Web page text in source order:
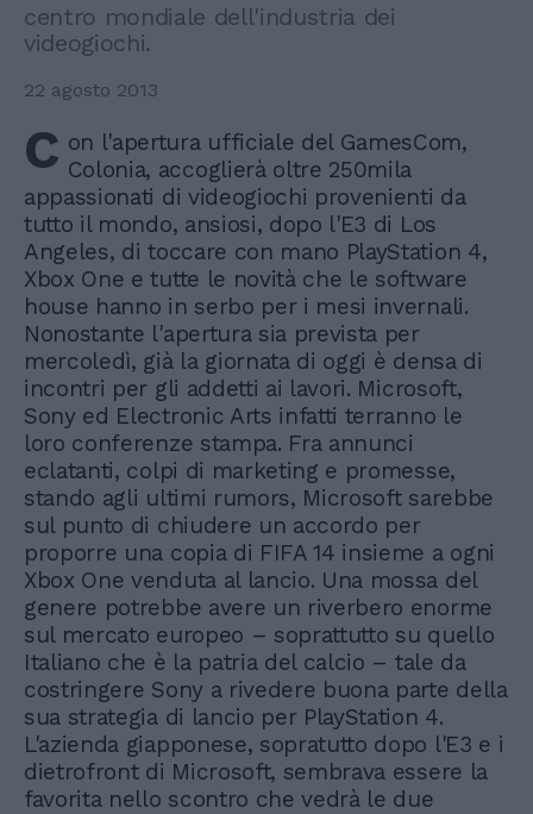
centro mondiale dell'industria dei
videogiochi.
22 agosto 2013
C on l'apertura ufficiale del GamesCom,
Colonia, accoglierà oltre 250mila
appassionati di videogiochi provenienti da
tutto il mondo, ansiosi, dopo l'E3 di Los
Angeles, di toccare con mano PlayStation 4,
Xbox One e tutte le novità che le software
house hanno in serbo per i mesi invernali.
Nonostante l'apertura sia prevista per
mercoledì, già la giornata di oggi è densa di
incontri per gli addetti ai lavori. Microsoft,
Sony ed Electronic Arts infatti terranno le
loro conferenze stampa. Fra annunci
eclatanti, colpi di marketing e promesse,
stando agli ultimi rumors, Microsoft sarebbe
sul punto di chiudere un accordo per
proporre una copia di FIFA 14 insieme a ogni
Xbox One venduta al lancio. Una mossa del
genere potrebbe avere un riverbero enorme
sul mercato europeo – soprattutto su quello
Italiano che è la patria del calcio – tale da
costringere Sony a rivedere buona parte della
sua strategia di lancio per PlayStation 4.
L'azienda giapponese, sopratutto dopo l'E3 e i
dietrofront di Microsoft, sembrava essere la
favorita nello scontro che vedrà le due